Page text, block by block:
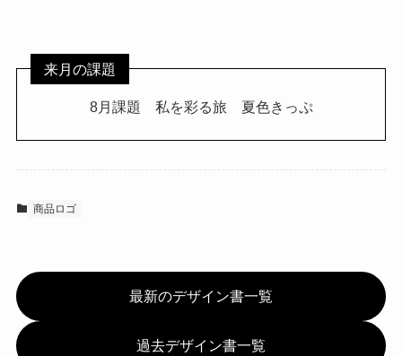
来月の課題
8月課題 私を彩る旅 夏色きっぷ
商品ロゴ
最新のデザイン書一覧
過去デザイン書一覧